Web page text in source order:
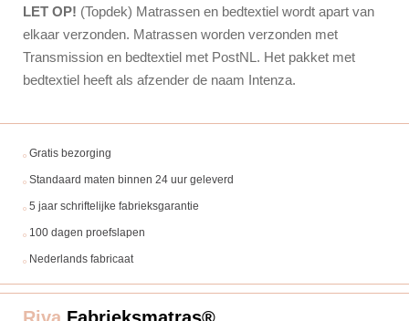
LET OP! (Topdek) Matrassen en bedtextiel wordt apart van
elkaar verzonden. Matrassen worden verzonden met
Transmission en bedtextiel met PostNL. Het pakket met
bedtextiel heeft als afzender de naam Intenza.
Gratis bezorging
Standaard maten binnen 24 uur geleverd
5 jaar schriftelijke fabrieksgarantie
100 dagen proefslapen
Nederlands fabricaat
Riva Fabrieksmatras®